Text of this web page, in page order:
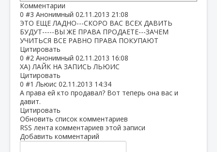
Комментарии
0 #3 Анонимный 02.11.2013 21:08
ЭТО ЕЩЕ ЛАДНО---СКОРО ВАС ВСЕХ ДАВИТЬ
БУДУТ-----ВЫ ЖЕ ПРАВА ПРОДАЕТЕ---ЗАЧЕМ
УЧИТЬСЯ ВСЕ РАВНО ПРАВА ПОКУПАЮТ
Цитировать
0 #2 Анонимный 02.11.2013 16:08
ХА) ЛАЙК НА ЗАПИСЬ ЛЬЮИС
Цитировать
0 #1 Льюис 02.11.2013 14:34
А права ей кто продавал? Вот теперь она вас и
давит.
Цитировать
Обновить список комментариев
RSS лента комментариев этой записи
Добавить комментарий